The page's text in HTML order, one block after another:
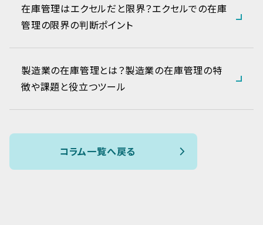
在庫管理はエクセルだと限界？エクセルでの在庫
管理の限界の判断ポイント
製造業の在庫管理とは？製造業の在庫管理の特
徴や課題と役立つツール
コラム一覧へ戻る